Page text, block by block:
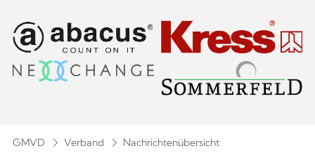
GMVD Verband Nachrichtenübersicht